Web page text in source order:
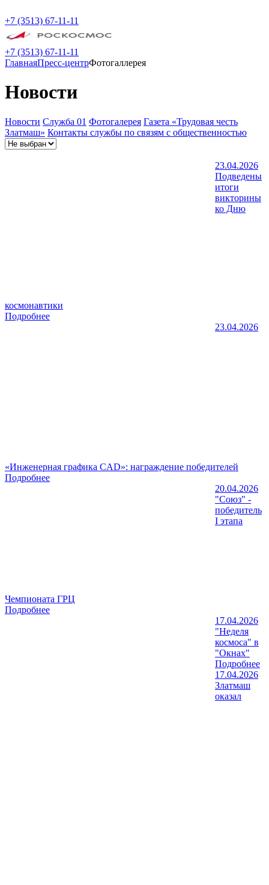
+7 (3513) 67-11-11
+7 (3513) 67-11-11
ГлавнаяПресс-центрФотогаллерея
Новости
Новости Служба 01 Фотогалерея Газета «Трудовая честь
Златмаш» Контакты службы по связям с общественностью
23.04.2026
Подведены
итоги
викторины
ко Дню
космонавтики
Подробнее
23.04.2026
«Инженерная графика CAD»: награждение победителей
Подробнее
20.04.2026
"Союз" -
победитель
I этапа
Чемпионата ГРЦ
Подробнее
17.04.2026
"Неделя
космоса" в
"Окнах"
Подробнее
17.04.2026
Златмаш
оказал